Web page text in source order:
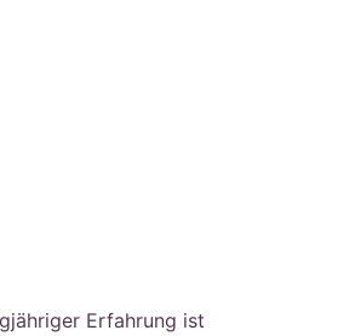
Erfahrung ist